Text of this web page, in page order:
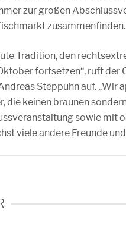
zur großen
zusammenfinden.
Tradition, den
fortsetzen“, ruft der
Steppuhn auf. „Wir
keinen braunen
sowie mit
viele andere Freunde